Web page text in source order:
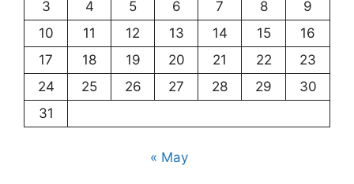
3 4 5 6 7 8
9
10
11 12 13 14 15
16
17
18 19 20 21 22
23
24
25 26 27 28 29
30
31
« May